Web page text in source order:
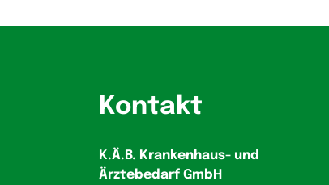
Kontakt
K.Ä.B. Krankenhaus- und
Ärztebedarf GmbH